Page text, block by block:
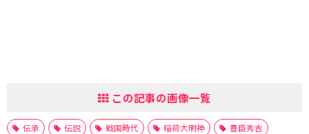
この記事の画像一覧
伝承 伝説 戦国時代 稲荷大明神 豊臣秀吉